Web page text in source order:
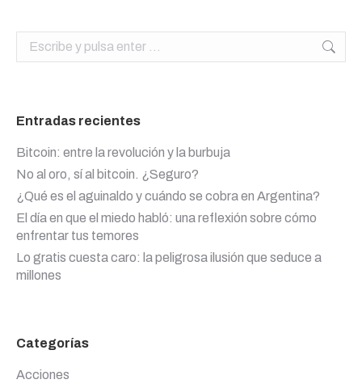
Buscar:
Entradas recientes
Bitcoin: entre la revolución y la burbuja
No al oro, sí al bitcoin. ¿Seguro?
¿Qué es el aguinaldo y cuándo se cobra en Argentina?
El día en que el miedo habló: una reflexión sobre cómo
enfrentar tus temores
Lo gratis cuesta caro: la peligrosa ilusión que seduce a
millones
Categorías
Acciones